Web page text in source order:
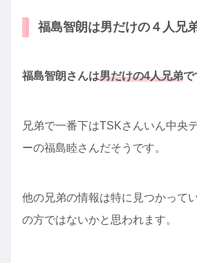
福島智朗は男だけの４人兄
福島智朗さんは男だけの4人兄弟で
兄弟で一番下はTSKさんいん中央
ーの福島睦さんだそうです。
他の兄弟の情報は特に見つかって
の方ではないかと思われます。